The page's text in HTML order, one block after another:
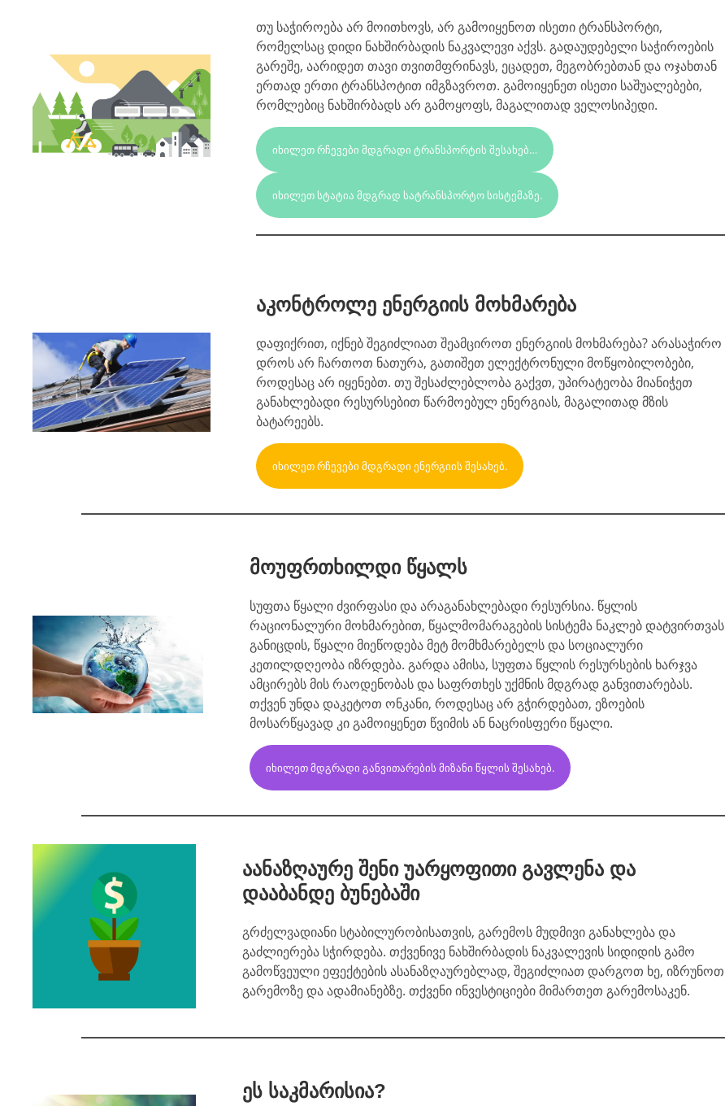
თუ საჭიროება არ მოითხოვს, არ გამოიყენოთ ისეთი ტრანსპორტი,
რომელსაც დიდი ნახშირბადის ნაკვალევი აქვს. გადაუდებელი საჭიროების
გარეშე, აარიდეთ თავი თვითმფრინავს, ეცადეთ, მეგობრებთან და ოჯახთან
ერთად ერთი ტრანსპოტით იმგზავროთ. გამოიყენეთ ისეთი საშუალებები,
რომლებიც ნახშირბადს არ გამოყოფს, მაგალითად ველოსიპედი.
ᲘᲮᲘᲚᲔᲗ ᲠᲩᲔᲕᲔᲑᲘ ᲛᲓᲒᲠᲐᲓᲘ ᲢᲠᲐᲜᲡᲞᲝᲠᲢᲘᲡ ᲨᲔᲡᲐᲮᲔᲑ…
ᲘᲮᲘᲚᲔᲗ ᲡᲢᲐᲢᲘᲐ ᲛᲓᲒᲠᲐᲓ ᲡᲐᲢᲠᲐᲜᲡᲞᲝᲠᲢᲝ ᲡᲘᲡᲢᲔᲛᲐᲖᲔ.
აკონტროლე ენერგიის მოხმარება
დაფიქრით, იქნებ შეგიძლიათ შეამციროთ ენერგიის მოხმარება? არასაჭირო
დროს არ ჩართოთ ნათურა, გათიშეთ ელექტრონული მოწყობილობები,
როდესაც არ იყენებთ. თუ შესაძლებლობა გაქვთ, უპირატეობა მიანიჭეთ
განახლებადი რესურსებით წარმოებულ ენერგიას, მაგალითად მზის
ბატარეებს.
ᲘᲮᲘᲚᲔᲗ ᲠᲩᲔᲕᲔᲑᲘ ᲛᲓᲒᲠᲐᲓᲘ ᲔᲜᲔᲠᲒᲘᲘᲡ ᲨᲔᲡᲐᲮᲔᲑ.
მოუფრთხილდი წყალს
სუფთა წყალი ძვირფასი და არაგანახლებადი რესურსია. წყლის
რაციონალური მოხმარებით, წყალმომარაგების სისტემა ნაკლებ დატვირთვას
განიცდის, წყალი მიეწოდება მეტ მომხმარებელს და სოციალური
კეთილდღეობა იზრდება. გარდა ამისა, სუფთა წყლის რესურსების ხარჯვა
ამცირებს მის რაოდენობას და საფრთხეს უქმნის მდგრად განვითარებას.
თქვენ უნდა დაკეტოთ ონკანი, როდესაც არ გჭირდებათ, ეზოების
მოსარწყავად კი გამოიყენეთ წვიმის ან ნაცრისფერი წყალი.
ᲘᲮᲘᲚᲔᲗ ᲛᲓᲒᲠᲐᲓᲘ ᲒᲐᲜᲕᲘᲗᲐᲠᲔᲑᲘᲡ ᲛᲘᲖᲐᲜᲘ ᲬᲧᲚᲘᲡ ᲨᲔᲡᲐᲮᲔᲑ.
აანაზღაურე შენი უარყოფითი გავლენა და
დააბანდე ბუნებაში
გრძელვადიანი სტაბილურობისათვის, გარემოს მუდმივი განახლება და
გაძლიერება სჭირდება. თქვენივე ნახშირბადის ნაკვალევის სიდიდის გამო
გამოწვეული ეფექტების ასანაზღაურებლად, შეგიძლიათ დარგოთ ხე, იზრუნოთ
გარემოზე და ადამიანებზე. თქვენი ინვესტიციები მიმართეთ გარემოსაკენ.
ეს საკმარისია?